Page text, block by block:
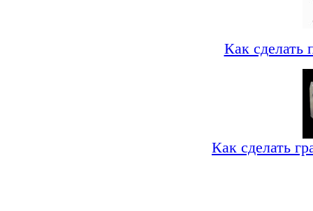
Как сделать
Как сделать